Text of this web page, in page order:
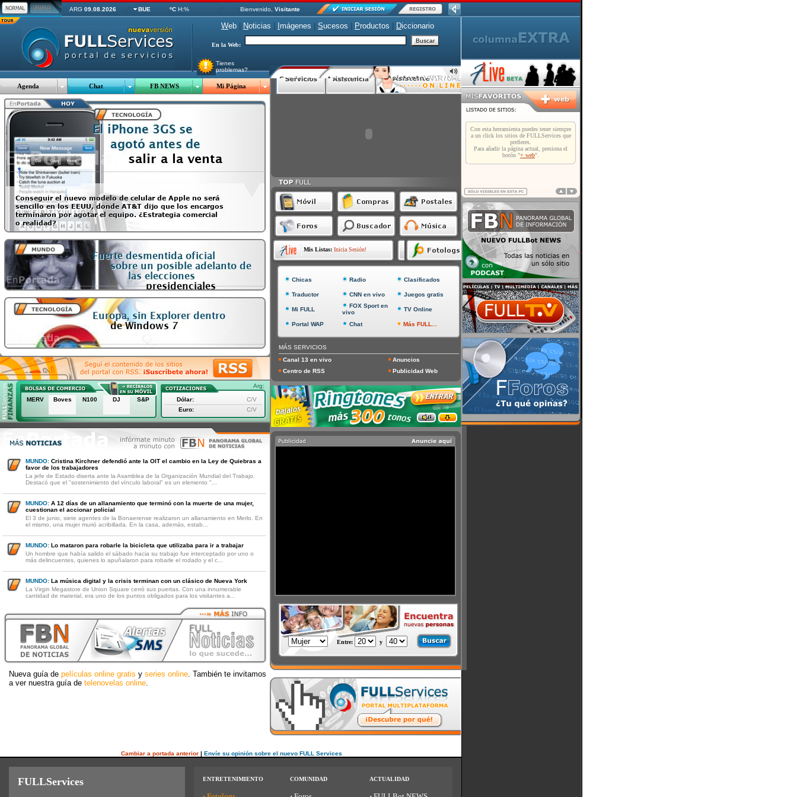
ARG 09.08.2026 BUE ºC H:% Bienvenido, Visitante
Web Noticias mágenes Sucesos Productos Diccionario
En la Web:
Tienes
problemas?
Agenda Chat FB NEWS Mi Página
Arg:
MERV Boves N100 DJ S&P Dólar:
C/V
Euro:
C/V
MUNDO: Cristina Kirchner defendió ante la OIT el cambio en la Ley de Quiebras a
favor de los trabajadores
La jefe de Estado diserta ante la Asamblea de la Organización Mundial del Trabajo.
Destacó que el "sostenimiento del vínculo laboral" es un elemento "...
MUNDO: A 12 días de un allanamiento que terminó con la muerte de una mujer,
cuestionan el accionar policial
El 3 de junio, siete agentes de la Bonaerense realizaron un allanamiento en Merlo. En
el mismo, una mujer murió acribillada. En la casa, además, estab...
MUNDO: Lo mataron para robarle la bicicleta que utilizaba para ir a trabajar
Un hombre que había salido el sábado hacia su trabajo fue interceptado por uno o
más delincuentes, quienes lo apuñalaron para robarle el rodado y el c...
MUNDO: La música digital y la crisis terminan con un clásico de Nueva York
La Virgin Megastore de Union Square cerró sus puertas. Con una innumerable
cantidad de material, era uno de los puntos obligados para los visitantes a...
Nueva guía de películas online gratis y series online. También te invitamos
a ver nuestra guía de telenovelas online.
Mis Listas: Inicia Sesión!
Chicas Radio Clasificados
Traductor CNN en vivo Juegos gratis
Mi FULL
FOX Sport en
vivo
TV Online
Portal WAP Chat Más FULL...
MÁS SERVICIOS
Canal 13 en vivo
Anuncios
Centro de RSS
Publicidad Web
Entre: y
Cambiar a portada anterior| Envíe su opinión sobre el nuevo FULL Services
FULLServices ENTRETENIMIENTO COMUNIDAD ACTUALIDAD